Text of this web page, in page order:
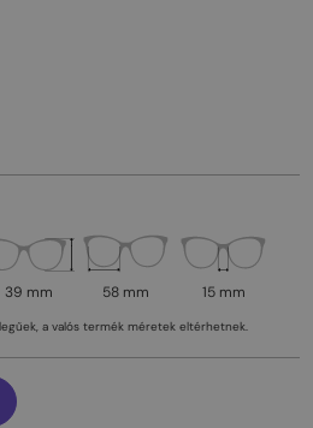
39 mm 58 mm 15 mm
a valós termék méretek eltérhetnek.